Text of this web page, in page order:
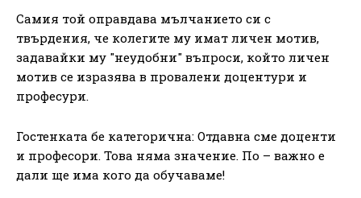
Самия той оправдава мълчанието си с
твърдения, че колегите му имат личен мотив,
задавайки му "неудобни" въпроси, който личен
мотив се изразява в провалени доцентури и
професури.
Гостенката бе категорична: Отдавна сме доценти
и професори. Това няма значение. По – важно е
дали ще има кого да обучаваме!